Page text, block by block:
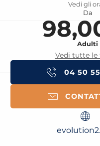
Vedi gli
Da
Adulti
Vedi tutte le
04 50